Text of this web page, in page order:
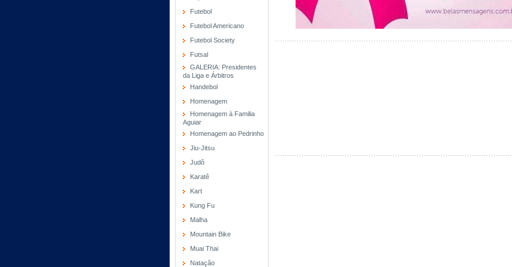
Futebol
Futebol Americano
Futebol Society
Futsal
GALERIA: Presidentes
da Liga e Árbitros
Handebol
Homenagem
Homenagem à Familia
Aguiar
Homenagem ao Pedrinho
Jiu-Jitsu
Judô
Karatê
Kart
Kung Fu
Malha
Mountain Bike
Muai Thai
Natação